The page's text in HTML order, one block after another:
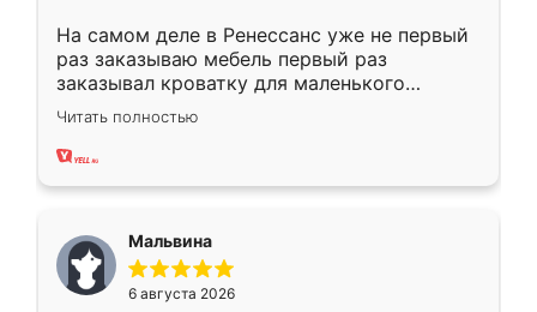
На самом деле в Ренессанс уже не первый
раз заказываю мебель первый раз
заказывал кроватку для маленького
ребёнка при его рождении ,во второй раз
заказал шкаф-купе. По качеству очень
хорошее сборка достаточно быстрая,
меньше, здесь же он более разнообразный.
Мне нравится ,если что-то потребуется из
мебели буду заказывать только здесь.
Читать полностью
Мальвина
6 августа 2026